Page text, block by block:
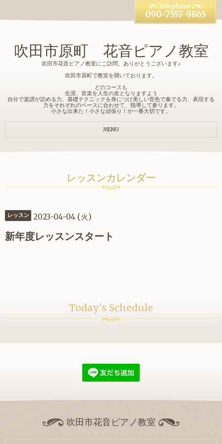
吹田市原町 花音ピアノ教室
吹田市花音ピアノ教室にご訪問、ありがとうございます♪
吹田市原町で教室を開いております。
どのコースも
生涯、音楽を人生の友となりますよう
自分で楽譜が読める力、基礎テクニックを身につけ美しい音色で奏でる力、表現する
力をそれぞれのペースに合わせて、指導して参ります。
小さな出来た！小さな頑張り！が一番大切です。
090-7557-9865
MENU
レッスンカレンダー
レッスン 2023-04-04 (火)
新年度レッスンスタート
Today's Schedule
吹田市花音ピアノ教室